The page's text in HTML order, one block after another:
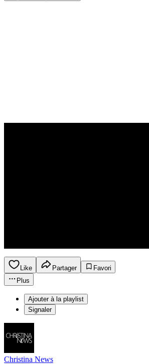
Like Partager
Favori
Plus
Ajouter à la playlist
Signaler
Christina News